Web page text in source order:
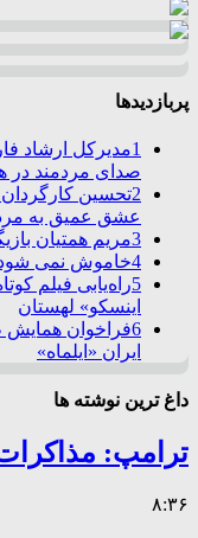
پربازدیدها
1مدیرکل ارشاد
صدای مردمند در
2تحسین کارگردان
عشق عمیق به
3مریم همتیان
4خاموش نمی
5راه‌یابی فیلم
اینسکو» لهستان
6فراخوان همایش
ایران «ایلماه»
داغ ترین نوشته ها
ترامپ:
۸:۳۶